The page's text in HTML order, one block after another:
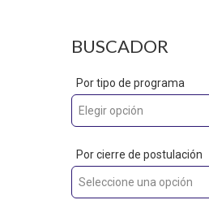
BUSCADOR
Por tipo de programa
Por cierre de postulación